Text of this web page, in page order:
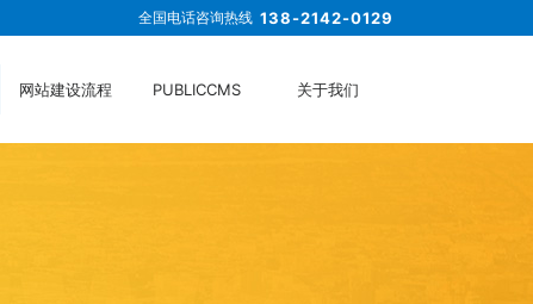
全国电话咨询热线 138-2142-0129
网站建设流程 PUBLICCMS 关于我们